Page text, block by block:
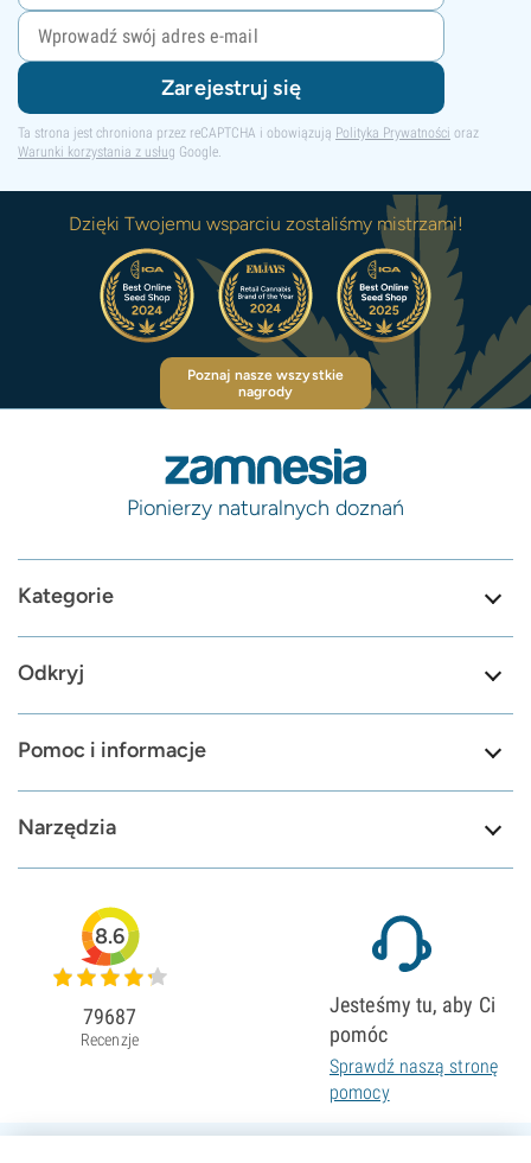
Zarejestruj się
Ta strona jest chroniona przez reCAPTCHA i obowiązują Polityka Prywatności oraz
Warunki korzystania z usług Google.
Dzięki Twojemu wsparciu zostaliśmy mistrzami!
Poznaj nasze wszystkie
nagrody
Pionierzy naturalnych doznań
Kategorie
Odkryj
Pomoc i informacje
Narzędzia
8.6
79687
Recenzje
Jesteśmy tu, aby Ci
pomóc
Sprawdź naszą stronę
pomocy